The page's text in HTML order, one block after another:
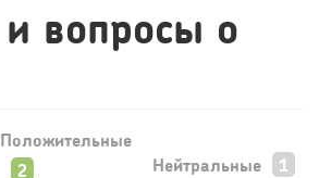
вопросы о
Положительные
Нейтральные